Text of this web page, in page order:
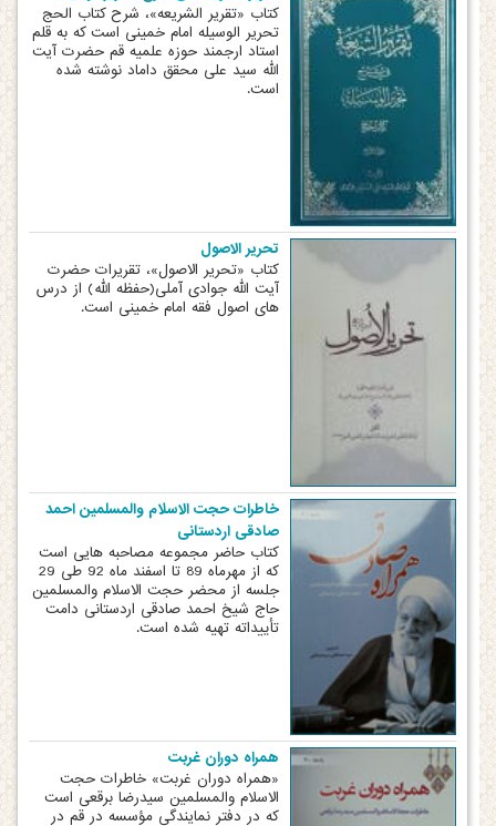
کتاب «تقریر الشریعه»، شرح کتاب الحج
تحریر الوسیله امام خمینی است که به قلم
استاد ارجمند حوزه علمیه قم حضرت آیت
الله سید علی محقق داماد نوشته شده
است.
تحریر الاصول
کتاب «تحریر الاصول»، تقریرات حضرت
آیت الله جوادی آملی(حفظه الله) از درس
های اصول فقه امام خمینی است.
خاطرات حجت الاسلام والمسلمین احمد
صادقی اردستانی
کتاب حاضر مجموعه مصاحبه هایی است
که از مهرماه 89 تا اسفند ماه 92 طی 29
جلسه از محضر حجت الاسلام والمسلمین
حاج شیخ احمد صادقی اردستانی دامت
تأییداته تهیه شده است.
همراه دوران غربت
«همراه دوران غربت» خاطرات حجت
الاسلام والمسلمین سیدرضا برقعی است
که در دفتر نمایندگی مؤسسه در قم در